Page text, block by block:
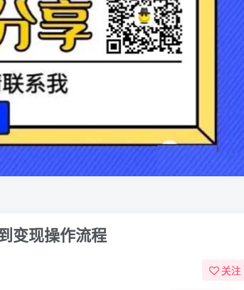
变现操作流程
关注